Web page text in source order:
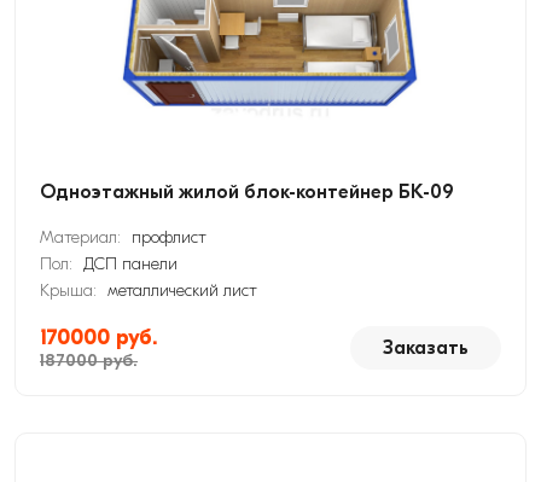
Одноэтажный жилой блок-контейнер БК-09
Материал:
профлист
Пол: ДСП панели
Крыша: металлический лист
170000 руб.
187000 руб.
Заказать